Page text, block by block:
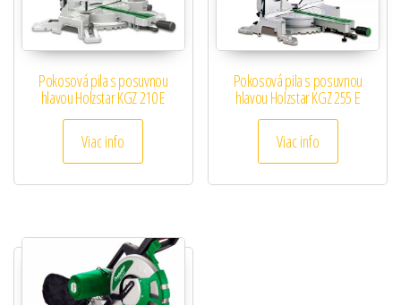
Pokosová pila s posuvnou
hlavou Holzstar KGZ 210 E
Viac info
Pokosová pila s posuvnou
hlavou Holzstar KGZ 255 E
Viac info